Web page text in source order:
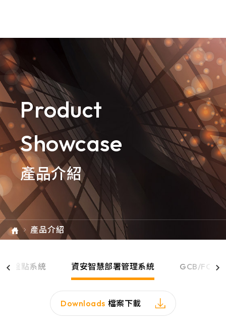
goldennet
N-Partner
TeamT5 杜浦數位安全
QSAN 廣盛科技
OPSWAT
MENLO SECURITY
SSH Communications
Security
e-SOFT
Product
Showcase
產品介紹
產品介紹
態盤點系統 資安智慧部署管理系統 GCB/FCB
Downloads 檔案下載